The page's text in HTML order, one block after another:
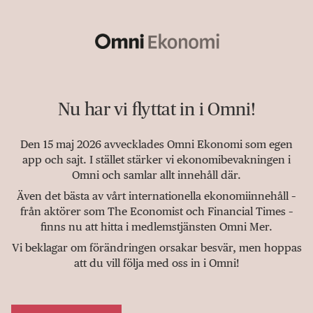
Nu har vi flyttat in i Omni!
Den 15 maj 2026 avvecklades Omni Ekonomi som egen
app och sajt. I stället stärker vi ekonomibevakningen i
Omni och samlar allt innehåll där.
Även det bästa av vårt internationella ekonomiinnehåll –
från aktörer som The Economist och Financial Times –
finns nu att hitta i medlemstjänsten Omni Mer.
Vi beklagar om förändringen orsakar besvär, men hoppas
att du vill följa med oss in i Omni!